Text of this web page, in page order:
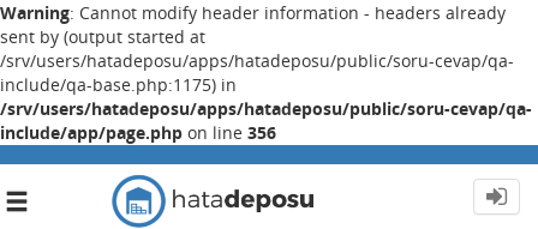
Warning: Cannot modify header information - headers already
sent by (output started at
/srv/users/hatadeposu/apps/hatadeposu/public/soru-cevap/qa-
include/qa-base.php:1175) in
/srv/users/hatadeposu/apps/hatadeposu/public/soru-cevap/qa-
include/app/page.php on line 356
Toggle